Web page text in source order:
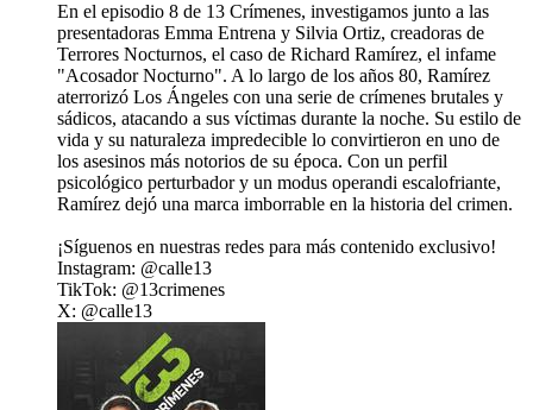
En el episodio 8 de 13 Crímenes, investigamos junto a las
presentadoras Emma Entrena y Silvia Ortiz, creadoras de
Terrores Nocturnos, el caso de Richard Ramírez, el infame
"Acosador Nocturno". A lo largo de los años 80, Ramírez
aterrorizó Los Ángeles con una serie de crímenes brutales y
sádicos, atacando a sus víctimas durante la noche. Su estilo de
vida y su naturaleza impredecible lo convirtieron en uno de
los asesinos más notorios de su época. Con un perfil
psicológico perturbador y un modus operandi escalofriante,
Ramírez dejó una marca imborrable en la historia del crimen.
¡Síguenos en nuestras redes para más contenido exclusivo!
Instagram: @calle13
TikTok: @13crimenes
X: @calle13